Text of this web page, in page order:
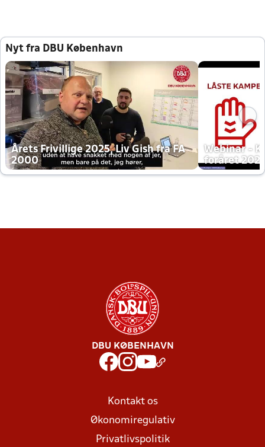
Nyt fra DBU København
Årets Frivillige 2025, Liv Gish fra FA
2000
Webinar -
foråret
DBU KØBENHAVN
Kontakt os
Økonomiregulativ
Privatlivspolitik